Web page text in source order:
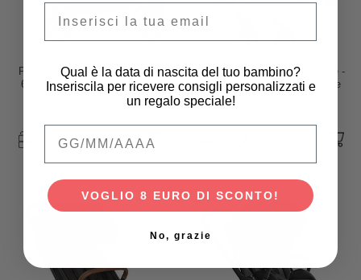
Passeggino Pact Pro - Abyss -
6,3 kg - Include Parapioggia e
Passeggino Pact Pro - Pebble -
6,3 kg - Include Parapioggia e
Qual è la data di nascita del tuo bambino?
Inseriscila per ricevere consigli personalizzati e
un regalo speciale!
Qual è la data di nascita del tuo
VOGLIO 8 EURO DI SCONTO!
No, grazie